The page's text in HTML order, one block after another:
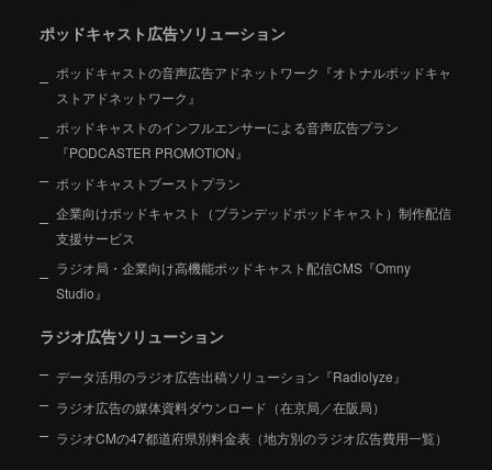
ポッドキャスト広告ソリューション
ポッドキャストの音声広告アドネットワーク『オトナルポッドキャ
ストアドネットワーク』
ポッドキャストのインフルエンサーによる音声広告プラン
『PODCASTER PROMOTION』
ポッドキャストブーストプラン
企業向けポッドキャスト（ブランデッドポッドキャスト）制作配信
支援サービス
ラジオ局・企業向け高機能ポッドキャスト配信CMS『Omny
Studio』
ラジオ広告ソリューション
データ活用のラジオ広告出稿ソリューション『Radiolyze』
ラジオ広告の媒体資料ダウンロード（在京局／在阪局）
ラジオCMの47都道府県別料金表（地方別のラジオ広告費用一覧）